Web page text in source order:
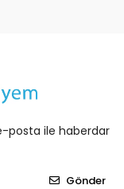
posta ile haberdar
Gönder